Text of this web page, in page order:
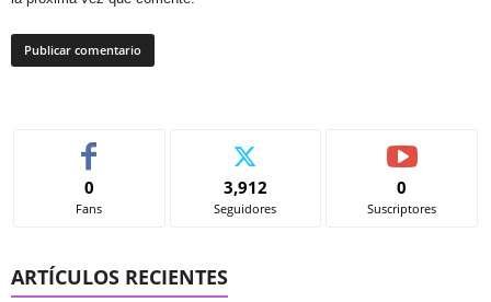
0
Fans
3,912
Seguidores
0
Suscriptores
ARTÍCULOS RECIENTES